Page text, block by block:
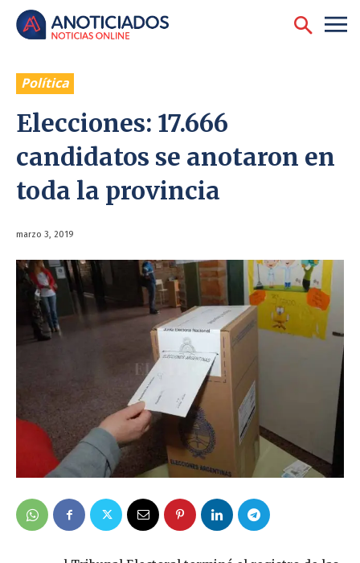
Política
Elecciones: 17.666
candidatos se anotaron en
toda la provincia
marzo 3, 2019